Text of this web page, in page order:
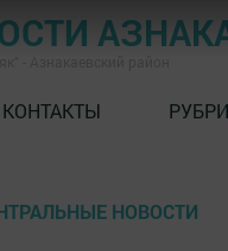
КОНТАКТЫ
НОВОСТИ